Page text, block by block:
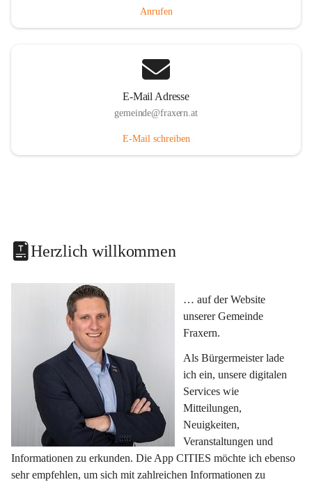
Anrufen
E-Mail Adresse
gemeinde@fraxern.at
E-Mail schreiben
Herzlich willkommen
… auf der Website
unserer Gemeinde
Fraxern.
Als Bürgermeister lade
ich ein, unsere digitalen
Services wie
Mitteilungen,
Neuigkeiten,
Veranstaltungen und
Informationen zu erkunden. Die App CITIES möchte ich ebenso
sehr empfehlen, um sich mit zahlreichen Informationen zu